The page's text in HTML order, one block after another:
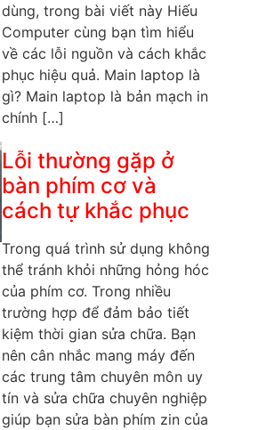
dùng, trong bài viết này Hiếu
Computer cùng bạn tìm hiểu
về các lỗi nguồn và cách khắc
phục hiệu quả. Main laptop là
gì? Main laptop là bản mạch in
chính […]
Lỗi thường gặp ở
bàn phím cơ và
cách tự khắc phục
Trong quá trình sử dụng không
thể tránh khỏi những hỏng hóc
của phím cơ. Trong nhiều
trường hợp để đảm bảo tiết
kiệm thời gian sửa chữa. Bạn
nên cân nhắc mang máy đến
các trung tâm chuyên môn uy
tín và sửa chữa chuyên nghiệp
giúp bạn sửa bàn phím zin của